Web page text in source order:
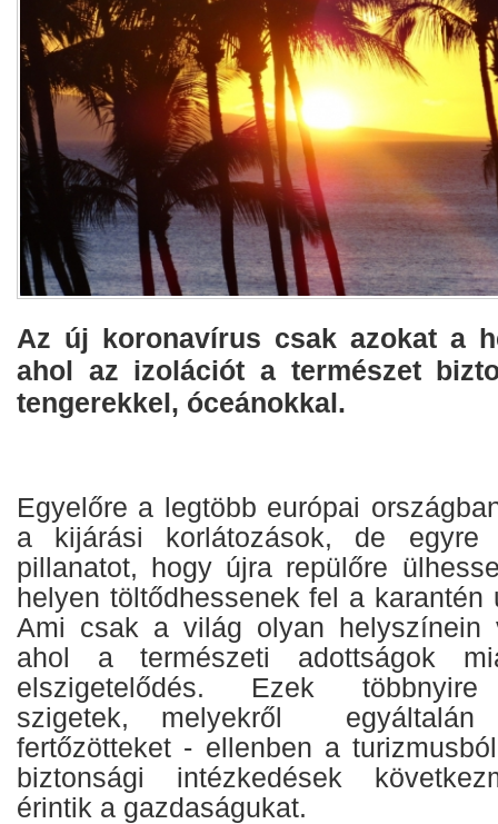
Az új koronavírus csak azokat a
ahol az izolációt a természet
tengerekkel, óceánokkal.
Egyelőre a legtöbb európai
a kijárási korlátozások, de
pillanatot, hogy újra repülőre
helyen töltődhessenek fel a karantén
Ami csak a világ olyan helyszínein
ahol a természeti adottságok
elszigetelődés. Ezek többnyire
szigetek, melyekről egyáltalán
fertőzötteket - ellenben a
biztonsági intézkedések
érintik a gazdaságukat.